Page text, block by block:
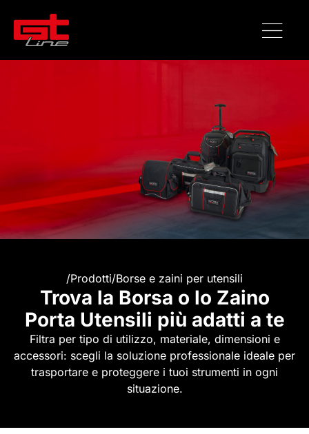
/Prodotti/Borse e zaini per utensili
Trova la Borsa o lo Zaino
Porta Utensili più adatti a te
Filtra per tipo di utilizzo, materiale, dimensioni e
accessori: scegli la soluzione professionale ideale per
trasportare e proteggere i tuoi strumenti in ogni
situazione.